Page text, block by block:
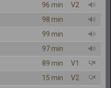
96 min
V2
98 min
99 min
97 min
89 min
V1
15 min
V2